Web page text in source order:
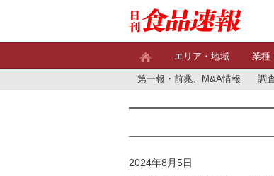
エリア・地域 業種
第一報・前兆、M&A情報 調
2024年8月5日